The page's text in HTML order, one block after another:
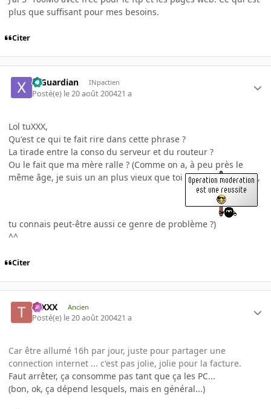
plus que suffisant pour mes besoins.
Citer
X-Guardian INpactien
Posté(e) le 20 août 200421 a
Lol tuXXX,
Qu'est ce qui te fait rire dans cette phrase ?
La tirade entre la conso du serveur et du routeur ?
Ou le fait que ma mère ralle ? (Comme on a, à peu près le
même âge, je suis un an plus vieux que toi
,
tu connais peut-être aussi ce genre de problème ?)
^^
Citer
tuXXX Ancien
Posté(e) le 20 août 200421 a
Car être allumé 16h par jour, juste pour partager une
connection internet ... c'est pas jolie, jolie pour la facture.
Faut arrêter, ça consomme pas tant que ça les PC...
(bon, ok, ça dépend lesquels, mais en général...)